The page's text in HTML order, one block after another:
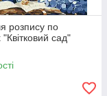
розпису по
сад"